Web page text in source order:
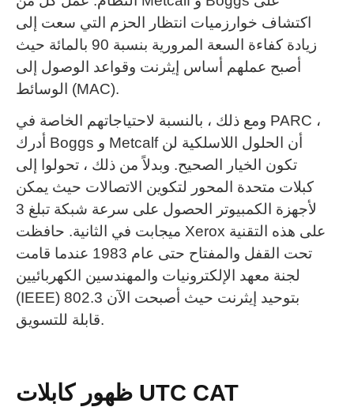
اكتشاف خوارزميات انتظار الحزم التي سعت إلى
زيادة كفاءة السعة المرورية بنسبة 90 بالمائة حيث
أصبح عملهم أساس إيثرنت وقواعد الوصول إلى
الوسائط (MAC).
ومع ذلك ، بالنسبة لاحتياجاتهم الخاصة في PARC ،
أدرك Boggs و Metcalf أن الحلول اللاسلكية لن
تكون الخيار الصحيح. وبدلاً من ذلك ، تحولوا إلى
كبلات متحدة المحور لتكوين الاتصالات حيث يمكن
لأجهزة الكمبيوتر الحصول على سرعة شبكة تبلغ 3
ميجابت في الثانية. حافظت Xerox على هذه التقنية
تحت القفل والمفتاح حتى عام 1983 عندما قامت
لجنة معهد الإلكترونيات والمهندسين الكهربائيين
(IEEE) 802.3 بتوحيد إيثرنت حيث أصبحت الآن
قابلة للتسويق.
ظهور كابلات UTC CAT